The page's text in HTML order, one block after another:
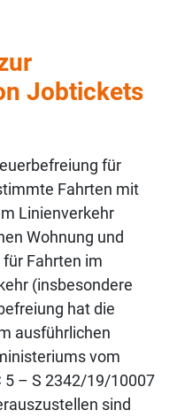
Jobtickets
für
Fahrten mit
Linienverkehr
Wohnung und
Fahrten im
(insbesondere
hat die
ausführlichen
vom
5 – S 2342/19/10007
sind